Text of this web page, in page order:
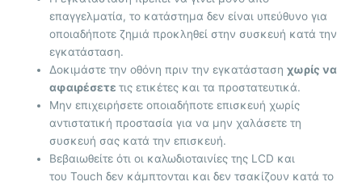
επαγγελματία, το κατάστημα δεν είναι υπεύθυνο για
οποιαδήποτε ζημιά προκληθεί στην συσκευή κατά την
εγκατάσταση.
Δοκιμάστε την οθόνη πριν την εγκατάστασηχωρίς να
αφαιρέσετετις ετικέτες και τα προστατευτικά.
Μην επιχειρήσετε οποιαδήποτε επισκευή χωρίς
αντιστατική προστασία για να μην χαλάσετε τη
συσκευή σας κατά την επισκευή.
Βεβαιωθείτε ότι οι καλωδιοταινίες της LCD και
του Touch δεν κάμπτονται και δεν τσακίζουν κατά το